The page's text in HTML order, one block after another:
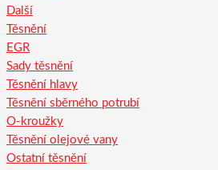
Další
Těsnění
EGR
Sady těsnění
Těsnění hlavy
Těsnění sběrného potrubí
O-kroužky
Těsnění olejové vany
Ostatní těsnění